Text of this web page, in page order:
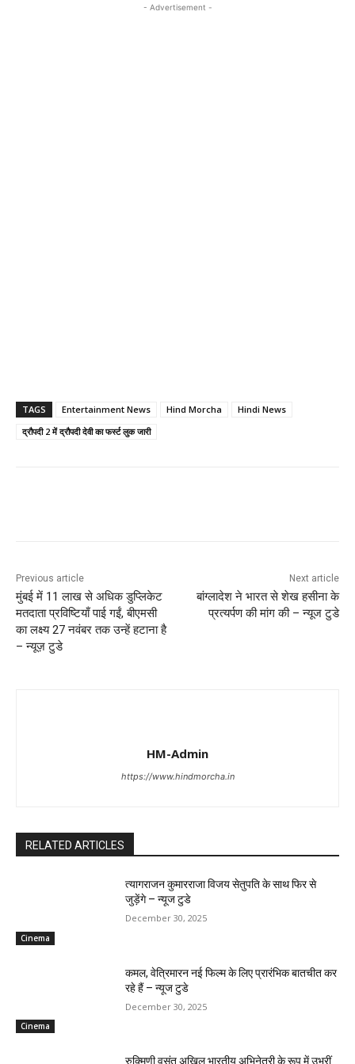
- Advertisement -
TAGS Entertainment News Hind Morcha
Hindi News
द्रौपदी 2 में द्रौपदी देवी का फर्स्ट लुक जारी
Previous article
मुंबई में 11 लाख से अधिक डुप्लिकेट
मतदाता प्रविष्टियाँ पाई गईं, बीएमसी
का लक्ष्य 27 नवंबर तक उन्हें हटाना है
– न्यूज़ टुडे
Next article
बांग्लादेश ने भारत से शेख हसीना के
प्रत्यर्पण की मांग की – न्यूज टुडे
HM-Admin
https://www.hindmorcha.in
RELATED ARTICLES
Cinema
त्यागराजन कुमारराजा विजय सेतुपति के साथ फिर से
जुड़ेंगे – न्यूज टुडे
December 30, 2025
Cinema
कमल, वेत्रिमारन नई फिल्म के लिए प्रारंभिक बातचीत कर
रहे हैं – न्यूज टुडे
December 30, 2025
रुक्मिणी वसंत अखिल भारतीय अभिनेत्री के रूप में उभरीं